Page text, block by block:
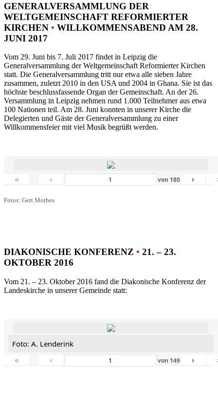
GENERALVERSAMMLUNG DER
WELTGEMEINSCHAFT REFORMIERTER
KIRCHEN • WILLKOMMENSABEND AM 28.
JUNI 2017
Vom 29. Juni bis 7. Juli 2017 findet in Leipzig die
Generalversammlung der Weltgemeinschaft Reformierter Kirchen
statt. Die Generalversammlung tritt nur etwa alle sieben Jahre
zusammen, zuletzt 2010 in den USA und 2004 in Ghana. Sie ist das
höchste beschlussfassende Organ der Gemeinschaft. An der 26.
Versammlung in Leipzig nehmen rund 1.000 Teilnehmer aus etwa
100 Nationen teil. Am 28. Juni konnten in unserer Kirche die
Delegierten und Gäste der Generalversammlung zu einer
Willkommensfeier mit viel Musik begrüßt werden.
« ‹ von 180 ›
Fotos: Gert Mothes
DIAKONISCHE KONFERENZ • 21. – 23.
OKTOBER 2016
Vom 21. – 23. Oktober 2016 fand die Diakonische Konferenz der
Landeskirche in unserer Gemeinde statt:
Foto: A. Lenderink
«
‹ von 149 ›